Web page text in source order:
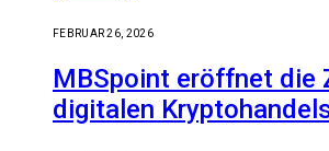
FEBRUAR 26, 2026
MBSpoint eröffnet die
digitalen